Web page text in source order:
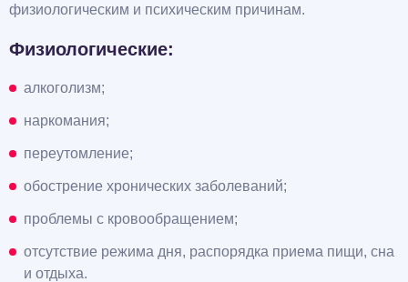
физиологическим и психическим причинам.
Физиологические:
алкоголизм;
наркомания;
переутомление;
обострение хронических заболеваний;
проблемы с кровообращением;
отсутствие режима дня, распорядка приема пищи, сна
и отдыха.